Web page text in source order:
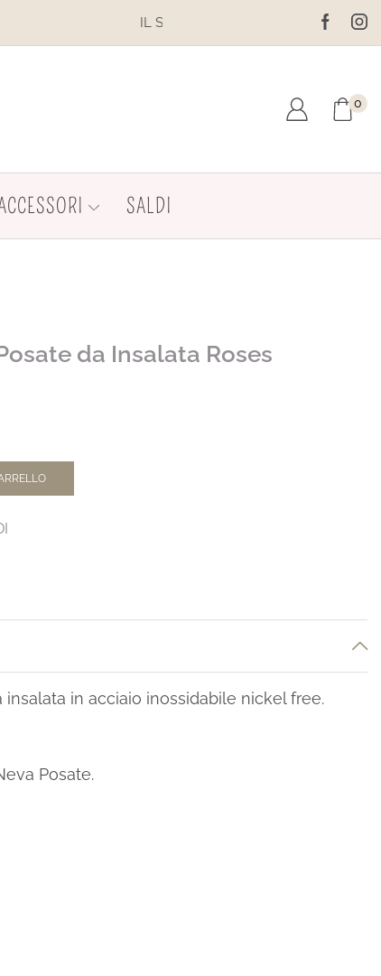
NON EFFETTUARE ACQUISTI. LE SPEDIZIONI SONO
0
SALDI
da Insalata Roses
in acciaio inossidabile nickel free.
Posate.